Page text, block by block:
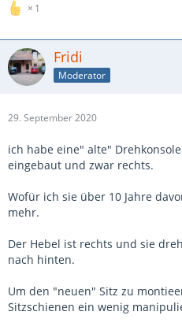
1
Fridi
Moderator
29. September 2020
ich habe eine" alte"
eingebaut und zwar rechts.
Wofür ich sie über 10 Jahre
mehr.
Der Hebel ist rechts und sie
nach hinten.
Um den "neuen" Sitz zu
Sitzschienen ein wenig